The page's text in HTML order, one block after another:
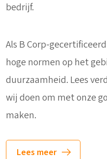
bedrijf.
Als B Corp-
hoge normen op het
duurzaamheid. Lees
wij doen om met onze
maken.
Lees meer